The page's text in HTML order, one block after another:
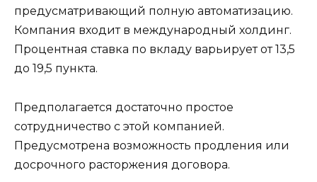
предусматривающий полную автоматизацию.
Компания входит в международный холдинг.
Процентная ставка по вкладу варьирует от 13,5
до 19,5 пункта.
Предполагается достаточно простое
сотрудничество с этой компанией.
Предусмотрена возможность продления или
досрочного расторжения договора.